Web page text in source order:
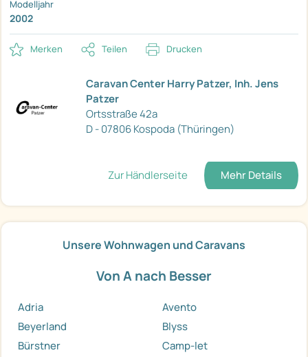
Modelljahr
2002
Merken Teilen Drucken
Caravan Center Harry Patzer, Inh. Jens
Patzer
Ortsstraße 42a
D - 07806 Kospoda (Thüringen)
Zur Händlerseite Mehr Details
Unsere Wohnwagen und Caravans
Von A nach Besser
Adria
Avento
Beyerland
Blyss
Bürstner
Camp-let